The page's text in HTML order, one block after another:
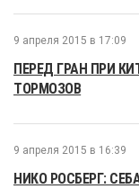
9 апреля 2015 в 17:09
ПЕРЕД ГРАН ПРИ
ТОРМОЗОВ
9 апреля 2015 в 16:39
НИКО РОСБЕРГ: